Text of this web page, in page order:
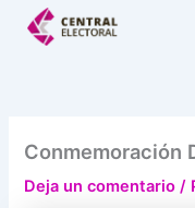
Conmemoración
Deja un comentario /